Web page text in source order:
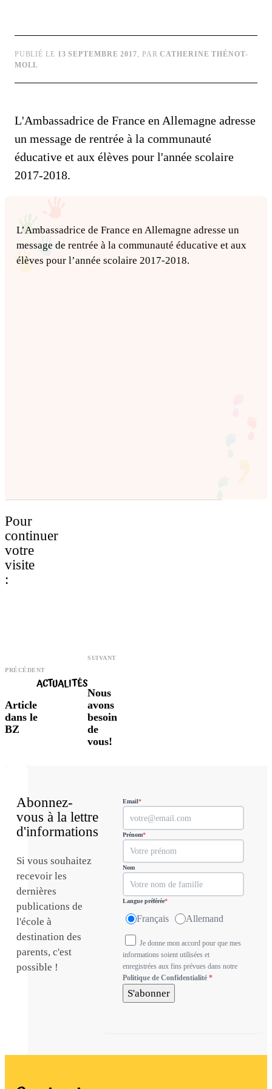
PUBLIÉ LE 13 SEPTEMBRE 2017 , PARCATHERINE THÉNOT-
MOLL
L'Ambassadrice de France en Allemagne adresse
un message de rentrée à la communauté
éducative et aux élèves pour l'année scolaire
2017-2018.
L’Ambassadrice de France en Allemagne adresse un
message de rentrée à la communauté éducative et aux
élèves pour l’année scolaire 2017-2018.
Pour
continuer
votre
visite
:
PRÉCÉDENT
Article
dans le
BZ
ACTUALITÉS
SUIVANT
Nous
avons
besoin
de
vous!
Abonnez-
vous à la lettre
d'informations
Si vous souhaitez
recevoir les
dernières
publications de
l'école à
destination des
parents, c'est
possible !
Email*
Prénom*
Nom
Langue préférée*
Français Allemand
Je donne mon accord pour que mes
informations soient utilisées et
enregistrées aux fins prévues dans notre
Politique de Confidentialité *
S'abonner